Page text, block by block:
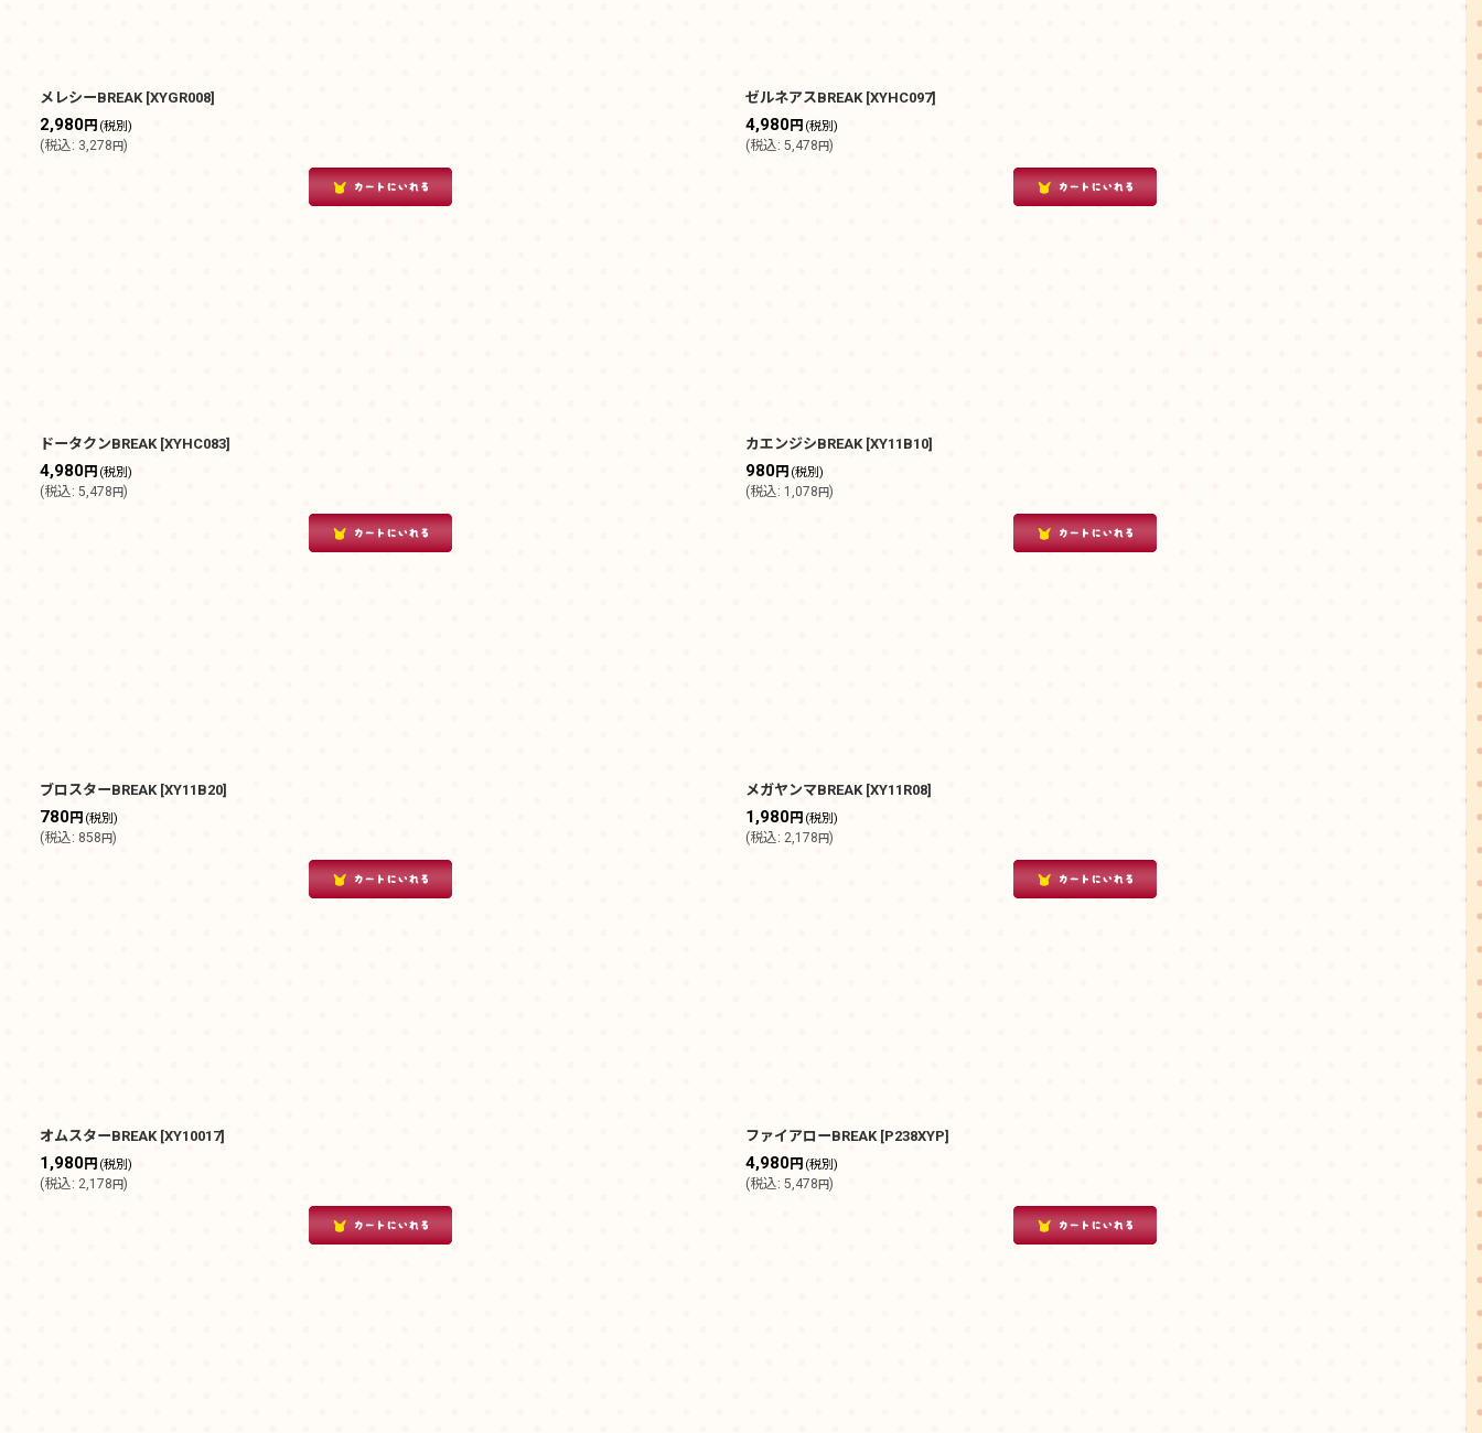
メレシーBREAK [XYGR008]
2,980円 (税別)
(税込: 3,278円)
ゼルネアスBREAK [XYHC097]
4,980円 (税別)
(税込: 5,478円)
ドータクンBREAK [XYHC083]
4,980円 (税別)
(税込: 5,478円)
カエンジシBREAK [XY11B10]
980円 (税別)
(税込: 1,078円)
ブロスターBREAK [XY11B20]
780円 (税別)
(税込: 858円)
メガヤンマBREAK [XY11R08]
1,980円 (税別)
(税込: 2,178円)
オムスターBREAK [XY10017]
1,980円 (税別)
(税込: 2,178円)
ファイアローBREAK [P238XYP]
4,980円 (税別)
(税込: 5,478円)